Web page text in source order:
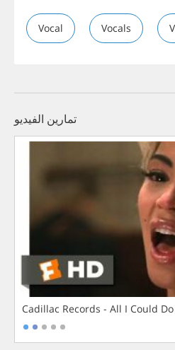
Vocal Vocals
تمارين الفيديو
Cadillac Records - All I Could